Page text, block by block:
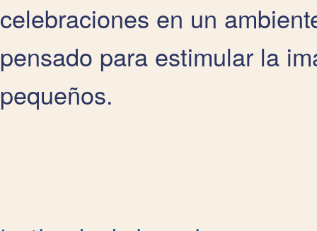
celebraciones en un
pensado para estimular la
pequeños.